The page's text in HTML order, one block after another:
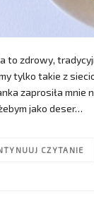
to zdrowy,
tylko takie z
zaprosiła mnie
jako deser…
CZYTANIE